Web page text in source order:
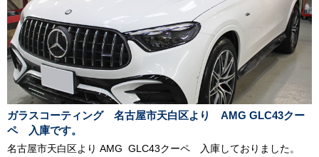
ガラスコーティング 名古屋市天白区より AMG GLC43クー
ペ 入庫です。
名古屋市天白区より AMG GLC43クーペ 入庫しておりました。